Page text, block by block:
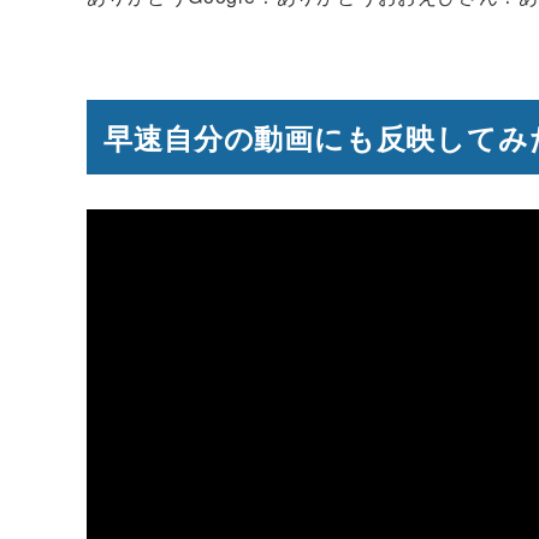
早速自分の動画にも反映してみ